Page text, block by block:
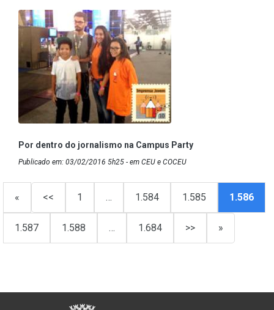
Por dentro do jornalismo na Campus Party
Publicado em: 03/02/2016 5h25 - em CEU e COCEU
« << 1 … 1.584 1.585 1.586
1.587 1.588 … 1.684 >> »